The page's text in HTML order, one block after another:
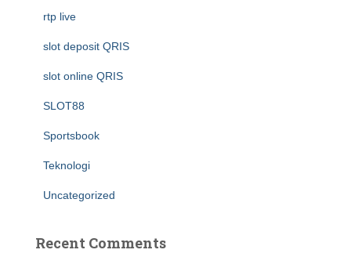
rtp live
slot deposit QRIS
slot online QRIS
SLOT88
Sportsbook
Teknologi
Uncategorized
Recent Comments